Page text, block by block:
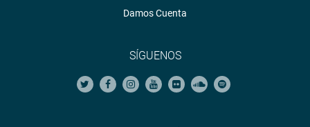
Damos Cuenta
SÍGUENOS